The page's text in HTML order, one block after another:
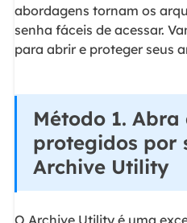
abordagens tornam os
senha fáceis de acessar.
para abrir e proteger seus
Método 1.
protegidos por
Archive Utility
O Archive Utility é uma